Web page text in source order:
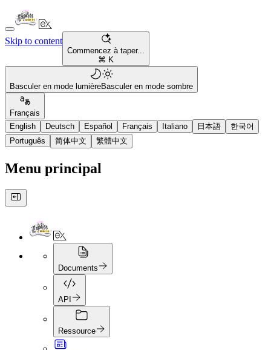
Skip to content
Commencez à taper...
⌘ K
Basculer en mode lumièreBasculer en mode sombre
Français
English
Deutsch Español Français Italiano 日本語
한국어
Português
简体中文 繁體中文
Menu principal
Documents
API
Ressource